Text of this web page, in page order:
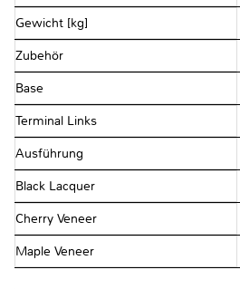
Gewicht [kg]
Zubehör
Base
Terminal Links
Ausführung
Black Lacquer
Cherry Veneer
Maple Veneer